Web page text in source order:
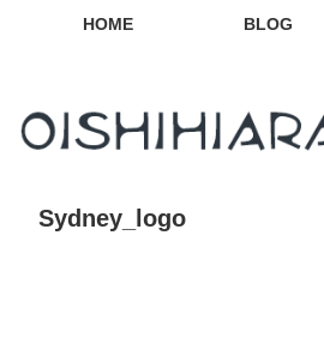
HOME BLOG
Sydney_logo